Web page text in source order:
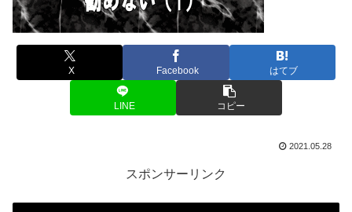
X Facebook はてブ
LINE コピー
2021.05.28
スポンサーリンク